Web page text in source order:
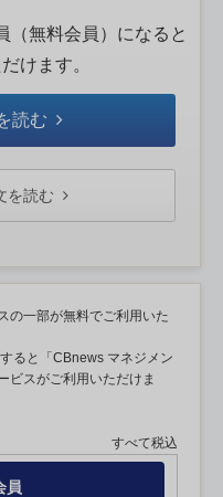
（無料会員）になると
けます。
読む
を読む
の一部が無料でご利用いた
ると「CBnews マネジメン
ビスがご利用いただけま
すべて税込
員